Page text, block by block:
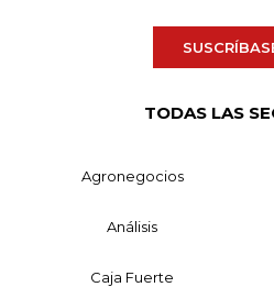
TODAS LAS
Agronegocios
Análisis
Caja Fuerte